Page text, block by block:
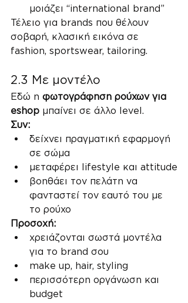
μοιάζει “international brand”
Τέλειο για brands που θέλουν
σοβαρή, κλασική εικόνα σε
fashion, sportswear, tailoring.
2.3 Με μοντέλο
Εδώ η φωτογράφηση ρούχων για
eshop μπαίνει σε άλλο level.
Συν:
δείχνει πραγματική εφαρμογή
σε σώμα
μεταφέρει lifestyle και attitude
βοηθάει τον πελάτη να
φανταστεί τον εαυτό του με
το ρούχο
Προσοχή:
χρειάζονται σωστά μοντέλα
για το brand σου
make up, hair, styling
περισσότερη οργάνωση και
budget